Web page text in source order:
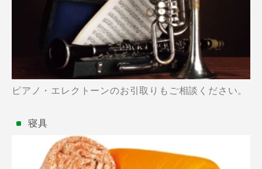
ピアノ・エレクトーンのお引取りもご相談ください。
寝具